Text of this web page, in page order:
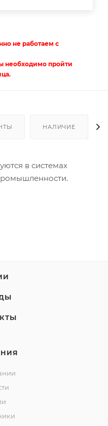
не работаем с
необходимо пройти
НАЛИЧИЕ
в системах